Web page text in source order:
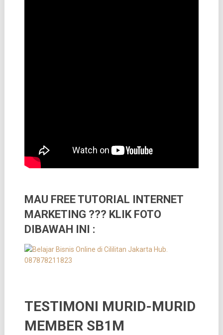
MAU FREE TUTORIAL INTERNET
MARKETING ??? KLIK FOTO
DIBAWAH INI :
TESTIMONI MURID-MURID
MEMBER SB1M